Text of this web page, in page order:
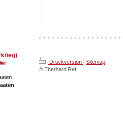
Druckversion | Sitemap
© Eberhard Ref